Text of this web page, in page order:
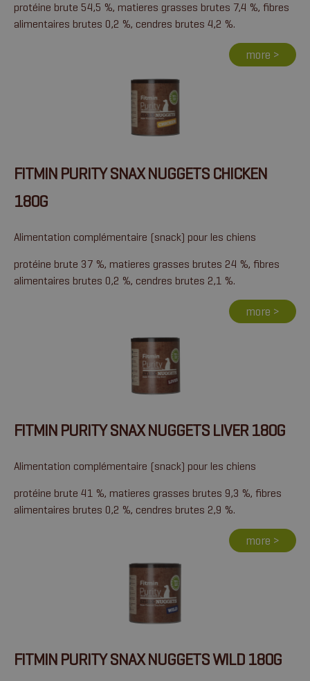
protéine brute 54,5 %, matieres grasses brutes 7,4 %, fibres
alimentaires brutes 0,2 %, cendres brutes 4,2 %.
more >
FITMIN PURITY SNAX NUGGETS CHICKEN
180G
Alimentation complémentaire (snack) pour les chiens
protéine brute 37 %, matieres grasses brutes 24 %, fibres
alimentaires brutes 0,2 %, cendres brutes 2,1 %.
more >
FITMIN PURITY SNAX NUGGETS LIVER 180G
Alimentation complémentaire (snack) pour les chiens
protéine brute 41 %, matieres grasses brutes 9,3 %, fibres
alimentaires brutes 0,2 %, cendres brutes 2,9 %.
more >
FITMIN PURITY SNAX NUGGETS WILD 180G